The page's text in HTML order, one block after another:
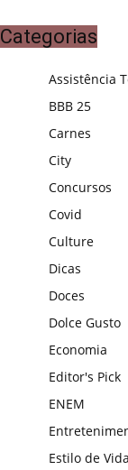
Categorias
Assistência
BBB 25
Carnes
City
Concursos
Covid
Culture
Dicas
Doces
Dolce Gusto
Economia
Editor's Pick
ENEM
Estilo de Vida